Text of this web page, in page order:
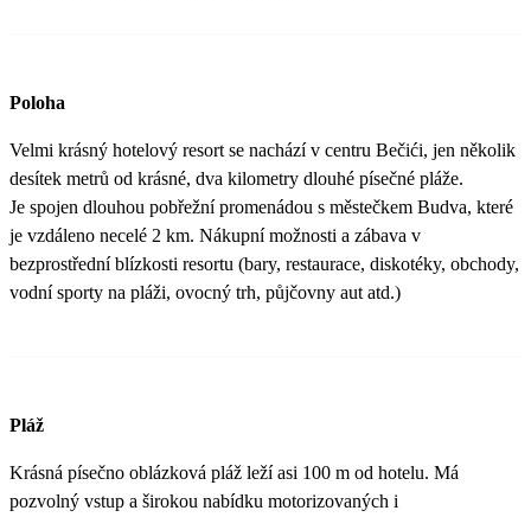
Poloha
Velmi krásný hotelový resort se nachází v centru Bečići, jen několik
desítek metrů od krásné, dva kilometry dlouhé písečné pláže.
Je spojen dlouhou pobřežní promenádou s městečkem Budva, které
je vzdáleno necelé 2 km. Nákupní možnosti a zábava v
bezprostřední blízkosti resortu (bary, restaurace, diskotéky, obchody,
vodní sporty na pláži, ovocný trh, půjčovny aut atd.)
Pláž
Krásná písečno oblázková pláž leží asi 100 m od hotelu. Má
pozvolný vstup a širokou nabídku motorizovaných i